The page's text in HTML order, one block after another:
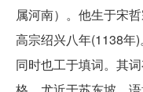
属河南）。他生于宋
高宗绍兴八年(1138年
同时也工于填词。其